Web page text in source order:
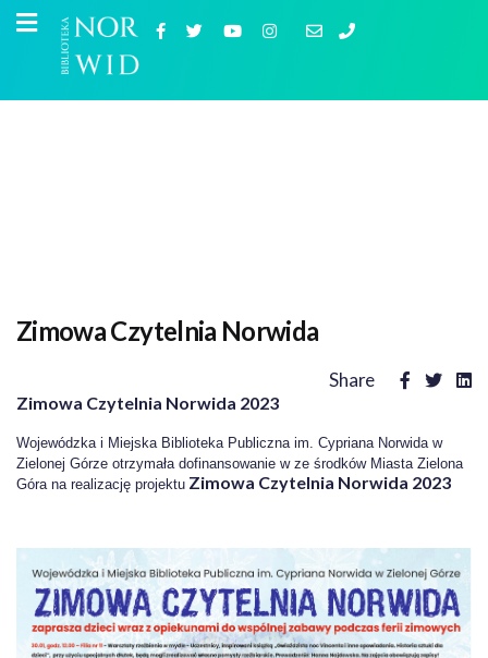
Zimowa Czytelnia Norwida
Share
Zimowa Czytelnia Norwida 2023
Wojewódzka i Miejska Biblioteka Publiczna im. Cypriana Norwida w
Zielonej Górze otrzymała dofinansowanie w ze środków Miasta Zielona
Góra na realizację projektu Zimowa Czytelnia Norwida 2023